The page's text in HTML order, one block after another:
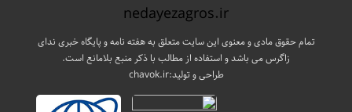
تمام حقوق مادی و معنوی این سایت متعلق به هفته نامه و پایگاه خبری ندای
زاگرس می باشد و استفاده از مطالب با ذکر منبع بلامانع است.
طراحی و تولید:chavok.ir